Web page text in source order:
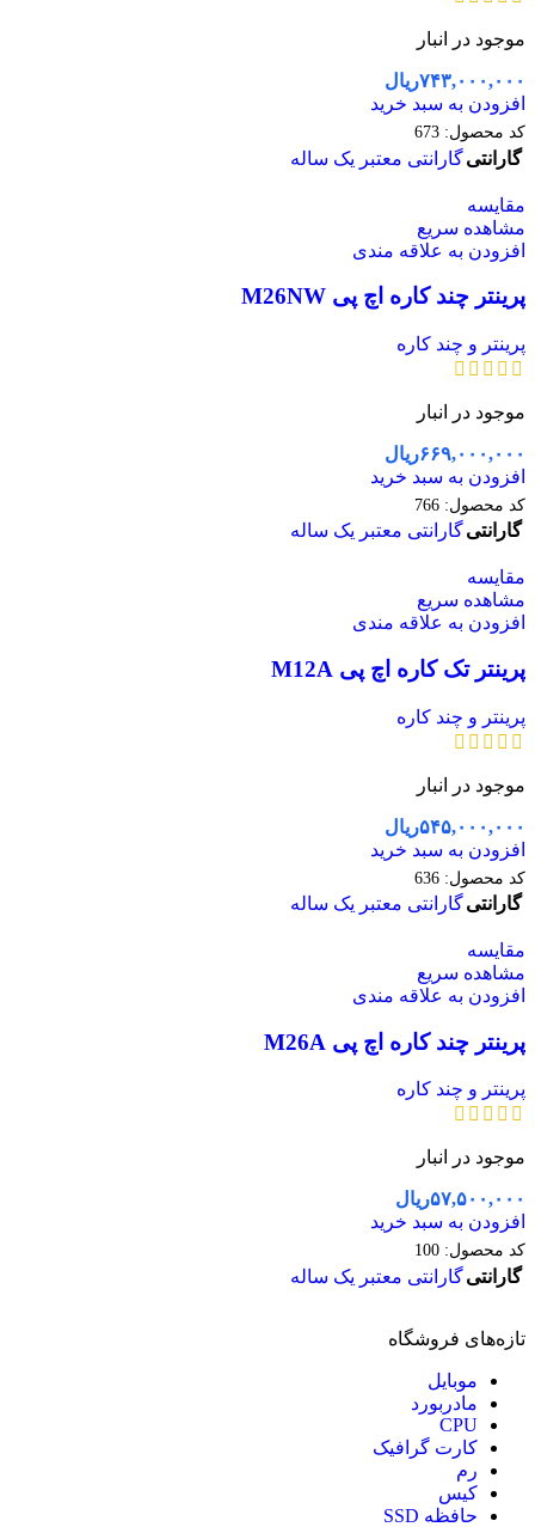
موجود در انبار
۷۴۳,۰۰۰,۰۰۰ریال
افزودن به سبد خرید
کد محصول: 673
گارانتیگارانتی معتبر یک ساله
مقایسه
مشاهده سریع
افزودن به علاقه مندی
پرینتر چند کاره اچ پی M26NW
پرینتر و چند کاره
موجود در انبار
۶۶۹,۰۰۰,۰۰۰ریال
افزودن به سبد خرید
کد محصول: 766
گارانتیگارانتی معتبر یک ساله
مقایسه
مشاهده سریع
افزودن به علاقه مندی
پرینتر تک کاره اچ پی M12A
پرینتر و چند کاره
موجود در انبار
۵۴۵,۰۰۰,۰۰۰ریال
افزودن به سبد خرید
کد محصول: 636
گارانتیگارانتی معتبر یک ساله
مقایسه
مشاهده سریع
افزودن به علاقه مندی
پرینتر چند کاره اچ پی M26A
پرینتر و چند کاره
موجود در انبار
۵۷,۵۰۰,۰۰۰ریال
افزودن به سبد خرید
کد محصول: 100
گارانتیگارانتی معتبر یک ساله
تازه‌های فروشگاه
موبایل
مادربورد
CPU
کارت گرافیک
رم
کیس
حافظه SSD